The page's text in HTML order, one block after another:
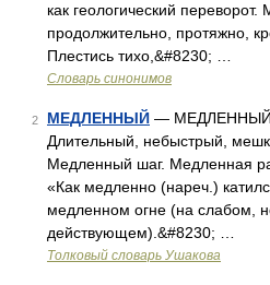
как геологический переворот.
продолжительно, протяжно,
Плестись тихо,&#8230; …
Словарь синонимов
2 МЕДЛЕННЫЙ — МЕДЛЕННЫЙ,
Длительный, небыстрый,
Медленный шаг. Медленная
«Как медленно (нареч.)
медленном огне (на слабом,
действующем).&#8230; …
Толковый словарь Ушакова